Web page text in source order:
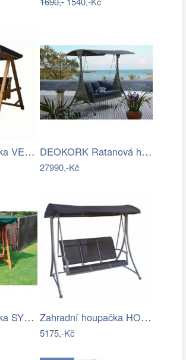
Zahradní houpačka VEGAS LUX Rojaplast DEOKORK Ratanová houpačka GIANA
27990,-Kč
Zahradní houpačka SYLVA Rojaplast Zahradní houpačka HOLLYWOOD ROJAPLAST
5175,-Kč